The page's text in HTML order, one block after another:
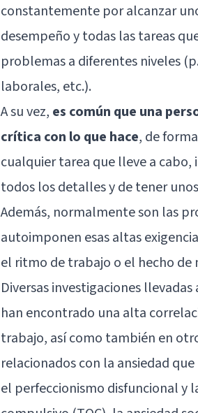
constantemente por alcanzar
desempeño y todas las tareas
problemas a diferentes niveles
laborales, etc.).
A su vez, es común que una
crítica con lo que hace, de
cualquier tarea que lleve a cabo,
todos los detalles y de tener
Además, normalmente son las
autoimponen esas altas
el ritmo de trabajo o el hecho
Diversas investigaciones
han encontrado una alta
trabajo, así como también en
relacionados con la ansiedad
el perfeccionismo disfuncional y